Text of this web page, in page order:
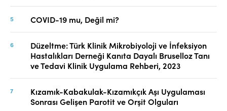
COVID-19 mu, Değil mi?
Düzeltme: Türk Klinik Mikrobiyoloji ve İnfeksiyon
Hastalıkları Derneği Kanıta Dayalı Bruselloz Tanı
ve Tedavi Klinik Uygulama Rehberi, 2023
Kızamık-Kabakulak-Kızamıkçık Aşı Uygulaması
Sonrası Gelişen Parotit ve Orşit Olguları